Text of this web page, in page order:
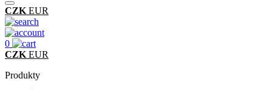
CZK EUR
0
CZK EUR
Produkty